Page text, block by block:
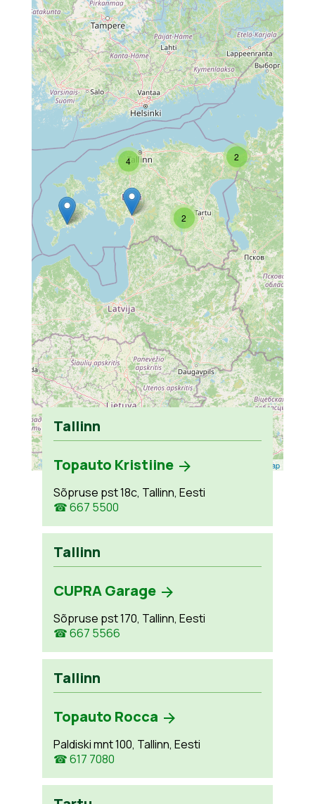
2
2
4
Leaflet OpenStreetMap
Tallinn
Topauto Kristiine
Sõpruse pst 18c, Tallinn, Eesti
☎ 667 5500
Tallinn
CUPRA Garage
Sõpruse pst 170, Tallinn, Eesti
☎ 667 5566
Tallinn
Topauto Rocca
Paldiski mnt 100, Tallinn, Eesti
☎ 617 7080